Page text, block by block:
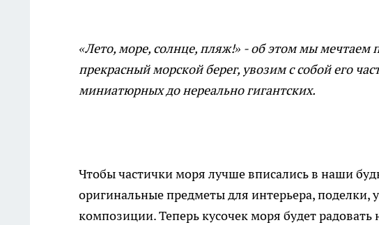
«Лето, море, солнце, пляж!» - об этом мы мечтаем
прекрасный морской берег, увозим с собой его
миниатюрных до нереально гигантских.
Чтобы частички моря лучше вписались в наши
оригинальные предметы для интерьера, поделки,
композиции. Теперь кусочек моря будет радовать